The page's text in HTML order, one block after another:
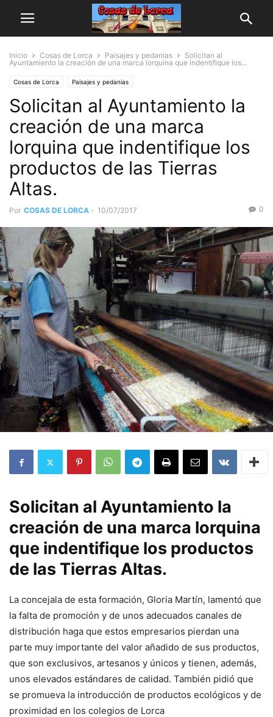
Inicio Cosas de Lorca Paisajes y pedanias
Solicitan al
Ayuntamiento la creación de una marca lorquina que indentifique los...
Cosas de Lorca Paisajes y pedanias
Solicitan al Ayuntamiento la
creación de una marca
lorquina que indentifique los
productos de las Tierras
Altas.
Por COSAS DE LORCA - 10/07/2017 0
Solicitan al Ayuntamiento la
creación de una marca lorquina
que indentifique los productos
de las Tierras Altas.
La concejala de esta formación, Gloria Martín, lamentó que
la falta de promoción y de unos adecuados canales de
distribución haga que estos empresarios pierdan una
parte muy importante del valor añadido de sus productos,
que son exclusivos, artesanos y únicos y tienen, además,
unos elevados estándares de calidad. También pidió que
se promueva la introducción de productos ecológicos y de
proximidad en los colegios de Lorca